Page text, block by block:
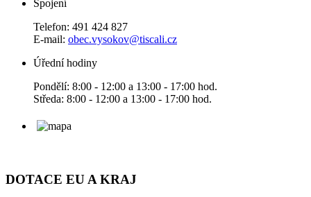
Spojení
Telefon: 491 424 827
E-mail: obec.vysokov@tiscali.cz
Úřední hodiny
Pondělí: 8:00 - 12:00 a 13:00 - 17:00 hod.
Středa: 8:00 - 12:00 a 13:00 - 17:00 hod.
DOTACE EU A KRAJ